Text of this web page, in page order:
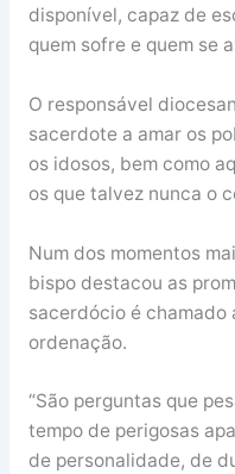
disponível, capaz de
quem sofre e quem se
O responsável
sacerdote a amar os
os idosos, bem como
os que talvez nunca o
Num dos momentos
bispo destacou as
sacerdócio é chamado
ordenação.
“São perguntas que
tempo de perigosas
de personalidade, de